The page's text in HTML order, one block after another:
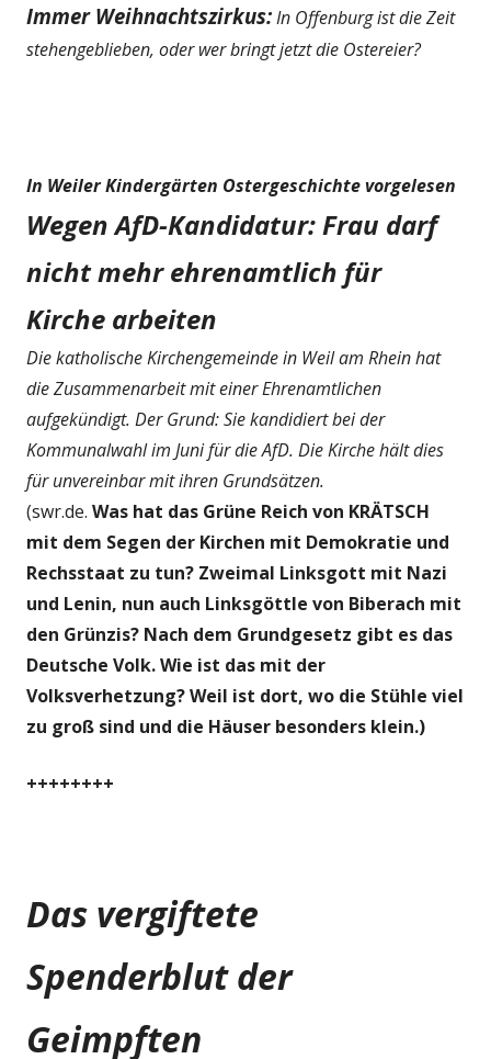
Immer Weihnachtszirkus:In Offenburg ist die Zeit
stehengeblieben, oder wer bringt jetzt die Ostereier?
In Weiler Kindergärten Ostergeschichte vorgelesen
Wegen AfD-Kandidatur: Frau darf
nicht mehr ehrenamtlich für
Kirche arbeiten
Die katholische Kirchengemeinde in Weil am Rhein hat
die Zusammenarbeit mit einer Ehrenamtlichen
aufgekündigt. Der Grund: Sie kandidiert bei der
Kommunalwahl im Juni für die AfD. Die Kirche hält dies
für unvereinbar mit ihren Grundsätzen.
(swr.de. Was hat das Grüne Reich von KRÄTSCH
mit dem Segen der Kirchen mit Demokratie und
Rechsstaat zu tun? Zweimal Linksgott mit Nazi
und Lenin, nun auch Linksgöttle von Biberach mit
den Grünzis? Nach dem Grundgesetz gibt es das
Deutsche Volk. Wie ist das mit der
Volksverhetzung? Weil ist dort, wo die Stühle viel
zu groß sind und die Häuser besonders klein.)
++++++++
Das vergiftete
Spenderblut der
Geimpften